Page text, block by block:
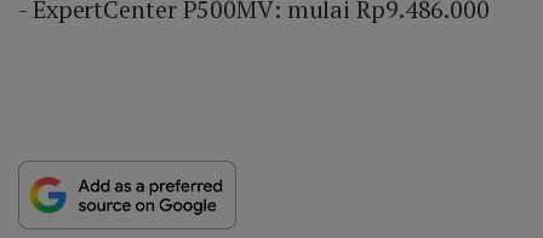
- ExpertCenter P500MV: mulai Rp9.486.000